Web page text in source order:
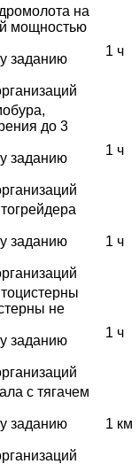
на
мощностью
заданию
1 ч
до 3
заданию
1 ч
заданию
1 ч
не
заданию
1 ч
с тягачем
заданию
1 км